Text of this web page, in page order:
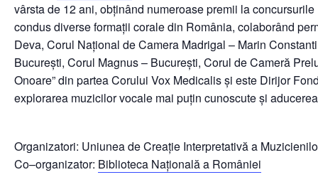
vârsta de 12 ani, obținând numeroase premii la
condus diverse formații corale din România, colaborând
Deva, Corul Național de Camera Madrigal – Marin
București, Corul Magnus – București, Corul de Cameră
Onoare” din partea Corului Vox Medicalis și este Dirijor
explorarea muzicilor vocale mai puțin cunoscute și
Organizatori: Uniunea de Creație Interpretativă a
Co–organizator: Biblioteca Naţională a României